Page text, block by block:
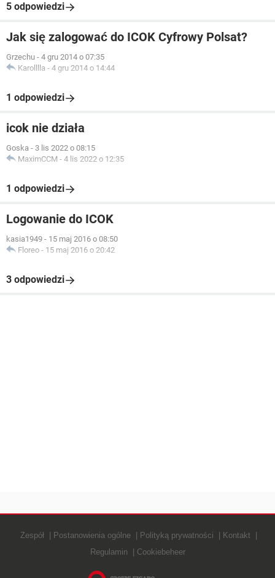
5 odpowiedzi
Jak się zalogować do ICOK Cyfrowy Polsat?
Grzechu - 4 gru 2014 o 07:35
Karolllla - 4 gru 2014 o 14:44
1 odpowiedzi
icok nie działa
Goska - 3 lis 2022 o 08:15
MaximCCM - 4 lis 2022 o 12:35
1 odpowiedzi
Logowanie do ICOK
kasia1949 - 15 maj 2016 o 08:50
Floreo - 15 maj 2016 o 20:42
3 odpowiedzi
Zespół Postanowienia ogólne Polityką prywatności
Kontakt
Regulamin
Cookiebeheer